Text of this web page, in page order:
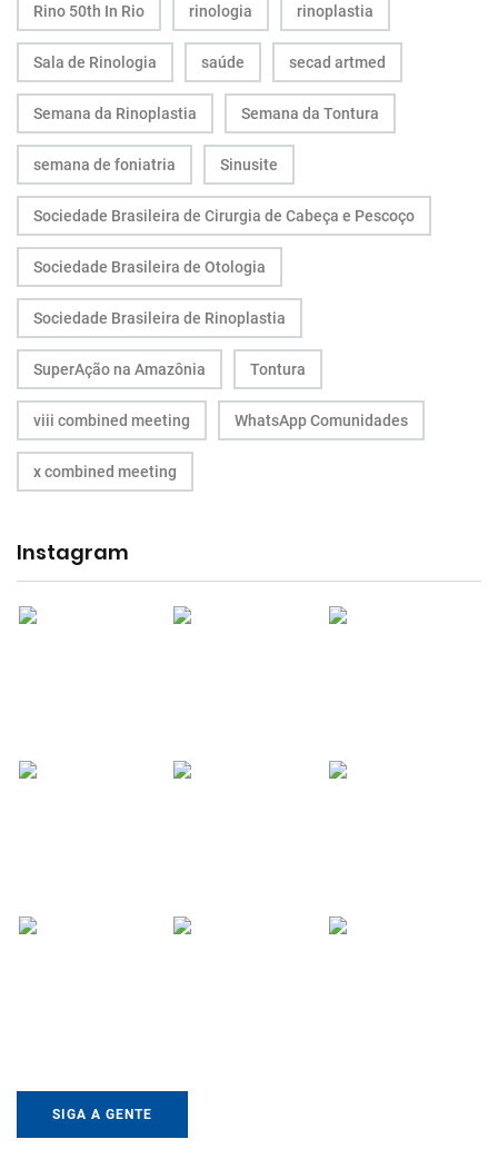
Rino 50th In Rio rinologia rinoplastia
Sala de Rinologia saúde secad artmed
Semana da Rinoplastia Semana da Tontura
semana de foniatria Sinusite
Sociedade Brasileira de Cirurgia de Cabeça e Pescoço
Sociedade Brasileira de Otologia
Sociedade Brasileira de Rinoplastia
SuperAção na Amazônia Tontura
viii combined meeting WhatsApp Comunidades
x combined meeting
Instagram
SIGA A GENTE